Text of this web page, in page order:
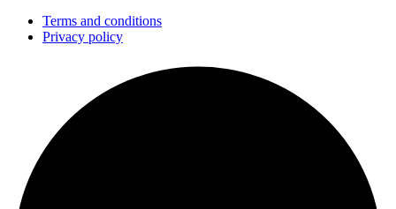
Terms and conditions
Privacy policy